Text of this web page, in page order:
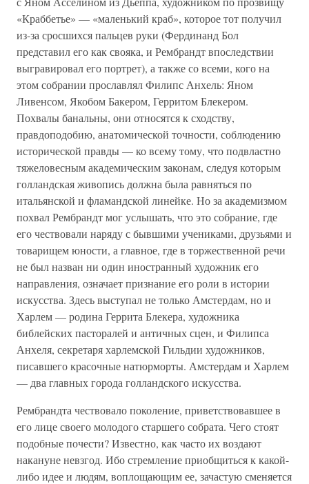
«Краббетье» — «маленький краб», которое тот получил
из-за сросшихся пальцев руки (Фердинанд Бол
представил его как свояка, и Рембрандт впоследствии
выгравировал его портрет), а также со всеми, кого на
этом собрании прославлял Филипс Анхель: Яном
Ливенсом, Якобом Бакером, Герритом Блекером.
Похвалы банальны, они относятся к сходству,
правдоподобию, анатомической точности, соблюдению
исторической правды — ко всему тому, что подвластно
тяжеловесным академическим законам, следуя которым
голландская живопись должна была равняться по
итальянской и фламандской линейке. Но за академизмом
похвал Рембрандт мог услышать, что это собрание, где
его чествовали наряду с бывшими учениками, друзьями и
товарищем юности, а главное, где в торжественной речи
не был назван ни один иностранный художник его
направления, означает признание его роли в истории
искусства. Здесь выступал не только Амстердам, но и
Харлем — родина Геррита Блекера, художника
библейских пасторалей и античных сцен, и Филипса
Анхеля, секретаря харлемской Гильдии художников,
писавшего красочные натюрморты. Амстердам и Харлем
— два главных города голландского искусства.
Рембрандта чествовало поколение, приветствовавшее в
его лице своего молодого старшего собрата. Чего стоят
подобные почести? Известно, как часто их воздают
накануне невзгод. Ибо стремление приобщиться к какой-
либо идее и людям, воплощающим ее, зачастую сменяется